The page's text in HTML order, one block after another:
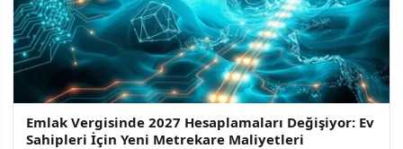
Emlak Vergisinde 2027 Hesaplamaları Değişiyor: Ev
Sahipleri İçin Yeni Metrekare Maliyetleri